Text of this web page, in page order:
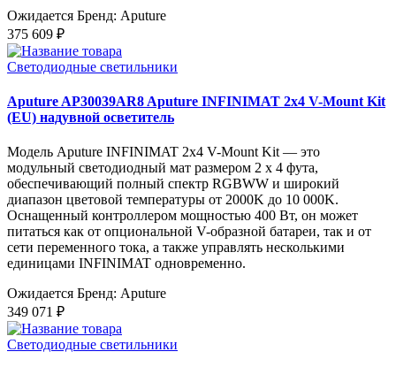
Ожидается Бренд: Aputure
375 609 ₽
Светодиодные светильники
Aputure AP30039AR8 Aputure INFINIMAT 2x4 V-Mount Kit
(EU) надувной осветитель
Модель Aputure INFINIMAT 2x4 V-Mount Kit — это
модульный светодиодный мат размером 2 x 4 фута,
обеспечивающий полный спектр RGBWW и широкий
диапазон цветовой температуры от 2000K до 10 000K.
Оснащенный контроллером мощностью 400 Вт, он может
питаться как от опциональной V-образной батареи, так и от
сети переменного тока, а также управлять несколькими
единицами INFINIMAT одновременно.
Ожидается Бренд: Aputure
349 071 ₽
Светодиодные светильники